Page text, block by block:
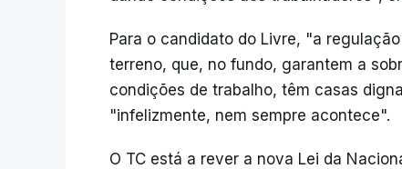
Para o candidato do Livre, "a
terreno, que, no fundo, garantem a
condições de trabalho, têm casas
"infelizmente, nem sempre acontece".
O TC está a rever a nova Lei da